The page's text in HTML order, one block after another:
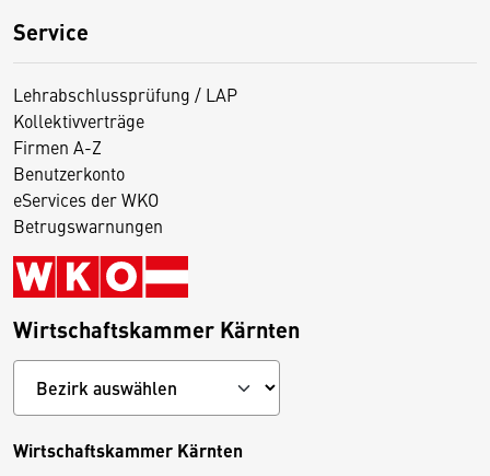
Service
Lehrabschlussprüfung / LAP
Kollektivverträge
Firmen A-Z
Benutzerkonto
eServices der WKO
Betrugswarnungen
Wirtschaftskammer Kärnten
Wirtschaftskammer Kärnten